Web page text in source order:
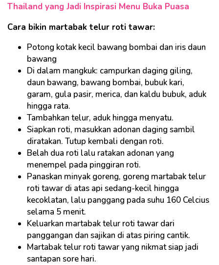
Thailand yang Jadi Inspirasi Menu Buka Puasa
Cara bikin martabak telur roti tawar:
Potong kotak kecil bawang bombai dan iris daun
bawang
Di dalam mangkuk: campurkan daging giling,
daun bawang, bawang bombai, bubuk kari,
garam, gula pasir, merica, dan kaldu bubuk, aduk
hingga rata.
Tambahkan telur, aduk hingga menyatu.
Siapkan roti, masukkan adonan daging sambil
diratakan. Tutup kembali dengan roti.
Belah dua roti lalu ratakan adonan yang
menempel pada pinggiran roti.
Panaskan minyak goreng, goreng martabak telur
roti tawar di atas api sedang-kecil hingga
kecoklatan, lalu panggang pada suhu 160 Celcius
selama 5 menit.
Keluarkan martabak telur roti tawar dari
panggangan dan sajikan di atas piring cantik.
Martabak telur roti tawar yang nikmat siap jadi
santapan sore hari.